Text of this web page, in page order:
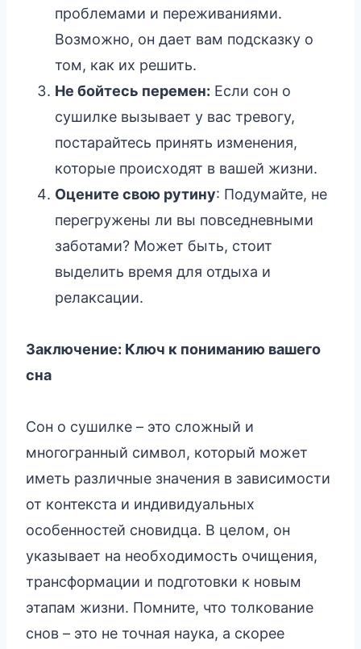
проблемами и переживаниями.
Возможно, он дает вам подсказку о
том, как их решить.
Не бойтесь перемен: Если сон о
сушилке вызывает у вас тревогу,
постарайтесь принять изменения,
которые происходят в вашей жизни.
Оцените свою рутину: Подумайте, не
перегружены ли вы повседневными
заботами? Может быть, стоит
выделить время для отдыха и
релаксации.
Заключение: Ключ к пониманию вашего
сна
Сон о сушилке – это сложный и
многогранный символ, который может
иметь различные значения в зависимости
от контекста и индивидуальных
особенностей сновидца. В целом, он
указывает на необходимость очищения,
трансформации и подготовки к новым
этапам жизни. Помните, что толкование
снов – это не точная наука, а скорее